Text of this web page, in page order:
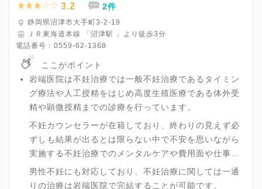
3.2 2件
静岡県沼津市大手町3-2-19
ＪＲ東海道本線 「沼津駅 」より徒歩3分
電話番号： 0559-62-1368
ここがポイント
岩端医院は不妊治療では一般不妊治療であるタイミン
グ療法や人工授精をはじめ高度生殖医療である体外受
精や顕微授精までの診療を行っています。
不妊カウンセラーが在籍しており、終わりの見えず必
ずしも結果が出るとは限らない中で不安を思いながら
実施する不妊治療でのメンタルケアや費用面や仕事と
の両立などあらゆる悩みを相談が可能です。
男性不妊にも対応しており、不妊治療に関しては一通
りの治療は岩端医院で完結することが可能です。